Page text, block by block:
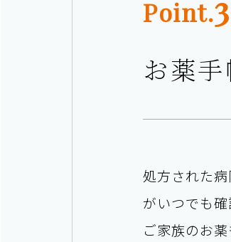
Point.
お薬
処方された
がいつでも
ご家族のお